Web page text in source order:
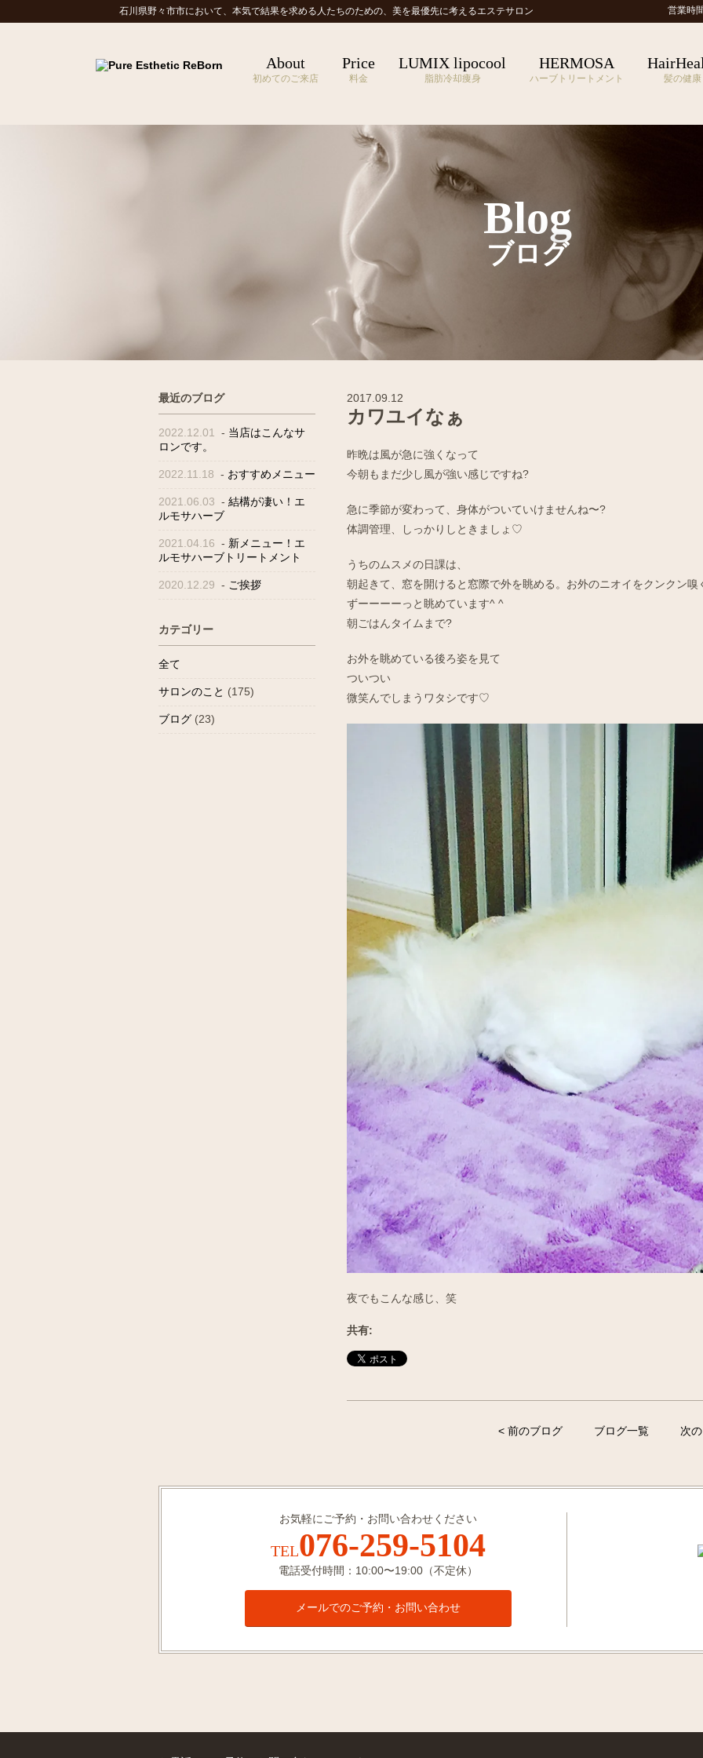
石川県野々市市において、本気で結果を求める人たちのための、 美を最優先に考えるエステサロン 営業時
About
初めてのご来店
Price
料金
LUMIX lipocool
脂肪冷却痩身
HERMOSA
ハーブトリートメント 髪の健康
Blog
ブログ
2017.09.12
カワユイなぁ
昨晩は風が急に強くなって
今朝もまだ少し風が強い感じですね?
急に季節が変わって、身体がついていけませんね〜?
体調管理、しっかりしときましょ♡
うちのムスメの日課は、
朝起きて、窓を開けると窓際で外を眺める。お外のニオイをクンクン
ずーーーーっと眺めています^ ^
朝ごはんタイムまで?
お外を眺めている後ろ姿を見て
ついつい
微笑んでしまうワタシです♡
夜でもこんな感じ、笑
共有:
< 前のブログ ブログ一覧 次
最近のブログ
2022.12.01 - 当店はこんなサ
ロンです。
2022.11.18 - おすすめメニュー
2021.06.03 - 結構が凄い！エ
ルモサハーブ
2021.04.16 - 新メニュー！エ
ルモサハーブトリートメント
2020.12.29 - ご挨拶
カテゴリー
全て
サロンのこと (175)
ブログ (23)
お気軽にご予約・お問い合わせください
TEL076-259-5104
電話受付時間：10:00〜19:00（不定休）
メールでのご予約・お問い合わせ